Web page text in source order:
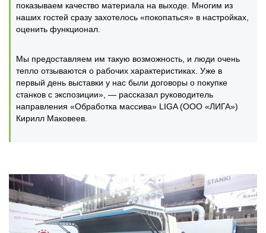
показываем качество материала на выходе. Многим из
наших гостей сразу захотелось «покопаться» в настройках,
оценить функционал.
Мы предоставляем им такую возможность, и люди очень
тепло отзываются о рабочих характеристиках. Уже в
первый день выставки у нас были договоры о покупке
станков с экспозиции», — рассказал руководитель
направления «Обработка массива» LIGA (ООО «ЛИГА»)
Кирилл Маковеев.